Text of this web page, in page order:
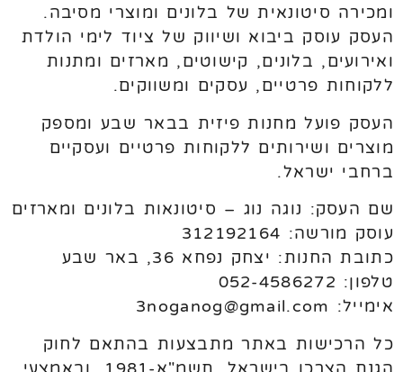
ומכירה סיטונאית של בלונים ומוצרי מסיבה.
העסק עוסק ביבוא ושיווק של ציוד לימי הולדת
ואירועים, בלונים, קישוטים, מארזים ומתנות
ללקוחות פרטיים, עסקים ומשווקים.
העסק פועל מחנות פיזית בבאר שבע ומספק
מוצרים ושירותים ללקוחות פרטיים ועסקיים
ברחבי ישראל.
שם העסק: נוגה נוג – סיטונאות בלונים ומארזים
עוסק מורשה: 312192164
כתובת החנות: יצחק נפחא 36, באר שבע
טלפון: 052-4586272
אימייל: 3noganog@gmail.com
כל הרכישות באתר מתבצעות בהתאם לחוק
הגנת הצרכן בישראל, תשמ"א-1981, ובאמצעי